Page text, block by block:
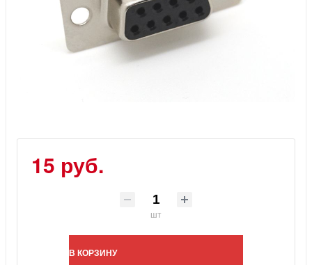
15 руб.
шт
В КОРЗИНУ